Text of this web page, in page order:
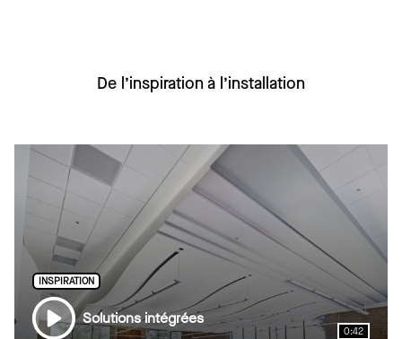
De l’inspiration à l’installation
INSPIRATION
Solutions intégrées
0:42